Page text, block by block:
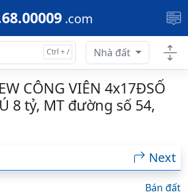
.com
Nhà đất
CÔNG VIÊN 4x17ĐSỐ
8 tỷ, MT đường số 54,
Next
Bán đất